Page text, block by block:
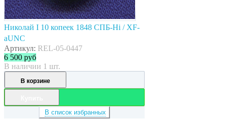
Николай I 10 копеек 1848 СПБ-Hi / XF-
aUNC
Артикул: REL-05-0447
6 500 руб
В наличии 1 шт.
В корзине
В список избранных